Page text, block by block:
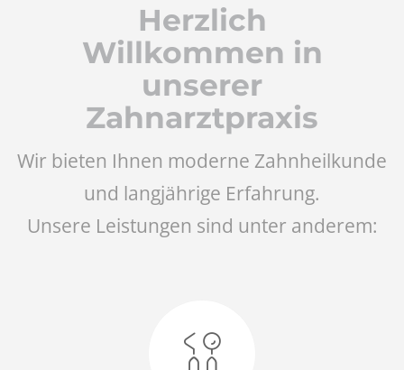
Herzlich
Willkommen in
unserer
Zahnarztpraxis
Wir bieten Ihnen moderne Zahnheilkunde
und langjährige Erfahrung.
Unsere Leistungen sind unter anderem: